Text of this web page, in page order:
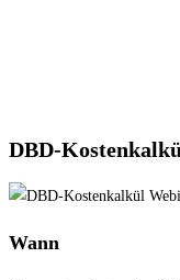
DBD-
Wann